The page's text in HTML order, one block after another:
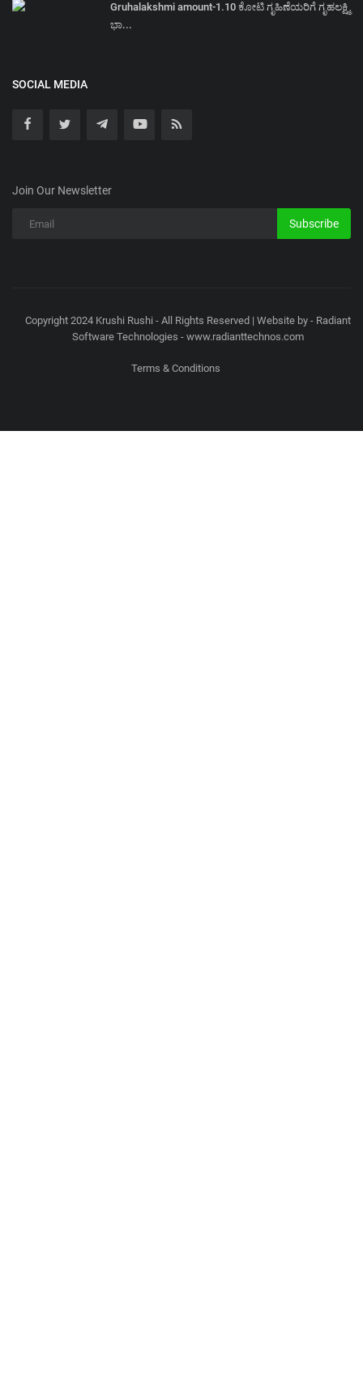
Gruhalakshmi amount-1.10 ಕೋಟಿ ಗೃಹಿಣೆಯರಿಗೆ ಗೃಹಲಕ್ಷ್ಮಿ
ಭಾ...
SOCIAL MEDIA
Join Our Newsletter
Subscribe
Copyright 2024 Krushi Rushi - All Rights Reserved | Website by - Radiant
Software Technologies - www.radianttechnos.com
Terms & Conditions